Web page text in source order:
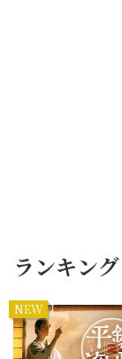
ランキング
NEW